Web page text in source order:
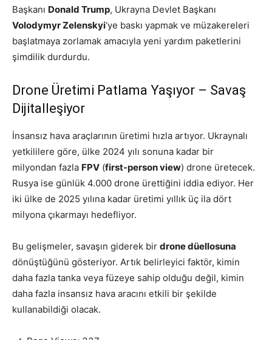
Başkanı Donald Trump, Ukrayna Devlet Başkanı
Volodymyr Zelenskyi‘ye baskı yapmak ve müzakereleri
başlatmaya zorlamak amacıyla yeni yardım paketlerini
şimdilik durdurdu.
Drone Üretimi Patlama Yaşıyor – Savaş
Dijitalleşiyor
İnsansız hava araçlarının üretimi hızla artıyor. Ukraynalı
yetkililere göre, ülke 2024 yılı sonuna kadar bir
milyondan fazla FPV (first-person view) drone üretecek.
Rusya ise günlük 4.000 drone ürettiğini iddia ediyor. Her
iki ülke de 2025 yılına kadar üretimi yıllık üç ila dört
milyona çıkarmayı hedefliyor.
Bu gelişmeler, savaşın giderek bir drone düellosuna
dönüştüğünü gösteriyor. Artık belirleyici faktör, kimin
daha fazla tanka veya füzeye sahip olduğu değil, kimin
daha fazla insansız hava aracını etkili bir şekilde
kullanabildiği olacak.